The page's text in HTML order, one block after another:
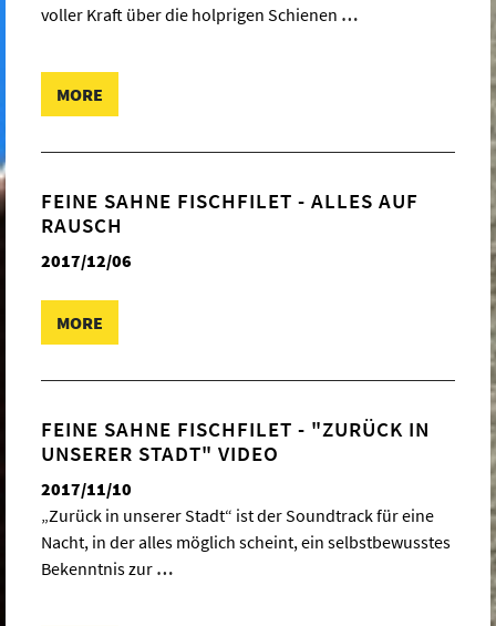
voller Kraft über die holprigen Schienen …
MORE
FEINE SAHNE FISCHFILET - ALLES AUF
RAUSCH
2017/12/06
MORE
FEINE SAHNE FISCHFILET - "ZURÜCK IN
UNSERER STADT" VIDEO
2017/11/10
„Zurück in unserer Stadt“ ist der Soundtrack für eine
Nacht, in der alles möglich scheint, ein selbstbewusstes
Bekenntnis zur …